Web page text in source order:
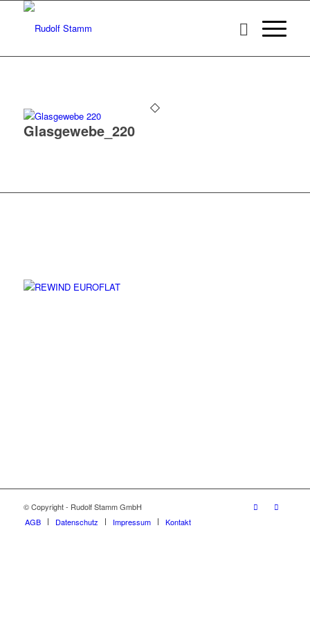
Glasgewebe_220
© Copyright - Rudolf Stamm GmbH
AGB
Datenschutz Impressum Kontakt